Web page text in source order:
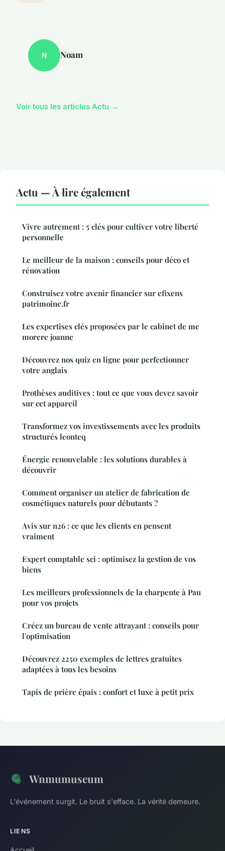
N Noam
Voir tous les articles Actu →
Actu — À lire également
Vivre autrement : 5 clés pour cultiver votre liberté
personnelle
Le meilleur de la maison : conseils pour déco et
rénovation
Construisez votre avenir financier sur efixens
patrimoine.fr
Les expertises clés proposées par le cabinet de me
morere joanne
Découvrez nos quiz en ligne pour perfectionner
votre anglais
Prothèses auditives : tout ce que vous devez savoir
sur cet appareil
Transformez vos investissements avec les produits
structurés leonteq
Énergie renouvelable : les solutions durables à
découvrir
Comment organiser un atelier de fabrication de
cosmétiques naturels pour débutants ?
Avis sur n26 : ce que les clients en pensent
vraiment
Expert comptable sci : optimisez la gestion de vos
biens
Les meilleurs professionnels de la charpente à Pau
pour vos projets
Créez un bureau de vente attrayant : conseils pour
l'optimisation
Découvrez 2250 exemples de lettres gratuites
adaptées à tous les besoins
Tapis de prière épais : confort et luxe à petit prix
Wnmumuseum
L'événement surgit. Le bruit s'efface. La vérité demeure.
LIENS